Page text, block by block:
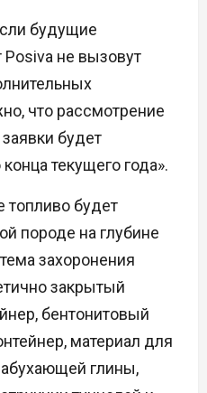
будущие
не вызовут
что рассмотрение
будет
текущего года».
топливо будет
породе на глубине
захоронения
закрытый
бентонитовый
материал для
глины,